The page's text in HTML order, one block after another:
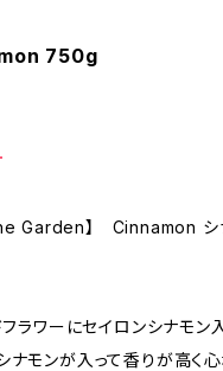
750g
Garden】 Cinnamon シ
ラワーにセイロンシナモン
ナモンが入って香りが高く心